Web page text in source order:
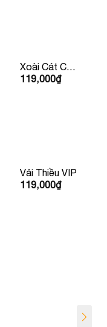
Xoài Cát Chu
Vàng
119,000₫
Vải Thiều VIP
119,000₫